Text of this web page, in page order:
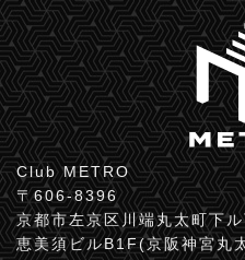
Club METRO
〒606-8396
京都市左京区川端丸太町下
恵美須ビルB1F(京阪神宮丸